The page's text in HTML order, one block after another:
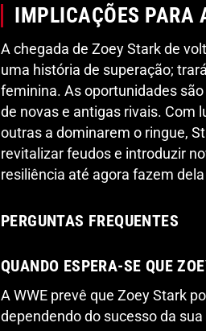
IMPLICAÇÕES PARA
A chegada de Zoey Stark de
uma história de superação;
feminina. As oportunidades
de novas e antigas rivais. Com
outras a dominarem o ringue,
revitalizar feudos e introduzir
resiliência até agora fazem
PERGUNTAS FREQUENTES
QUANDO ESPERA-SE QUE
A WWE prevê que Zoey Stark
dependendo do sucesso da